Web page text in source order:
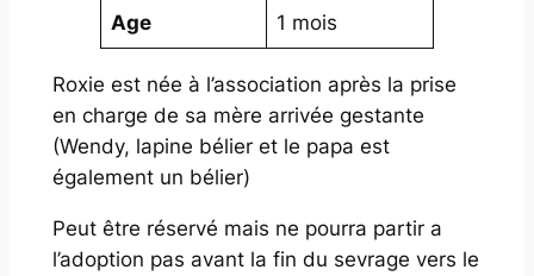
Age 1 mois
Roxie est née à l’association après la prise
en charge de sa mère arrivée gestante
(Wendy, lapine bélier et le papa est
également un bélier)
Peut être réservé mais ne pourra partir a
l’adoption pas avant la fin du sevrage vers le